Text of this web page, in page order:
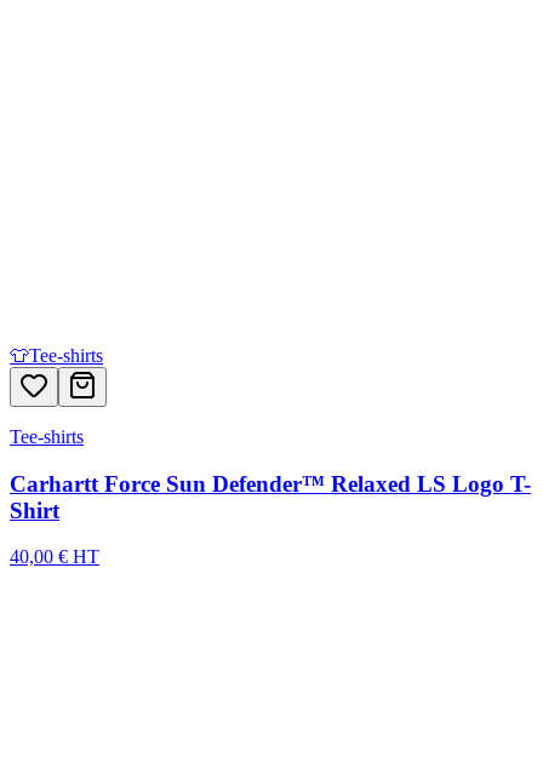
👕Tee-shirts
Tee-shirts
Carhartt Force Sun Defender™ Relaxed LS Logo T-
Shirt
40,00 € HT